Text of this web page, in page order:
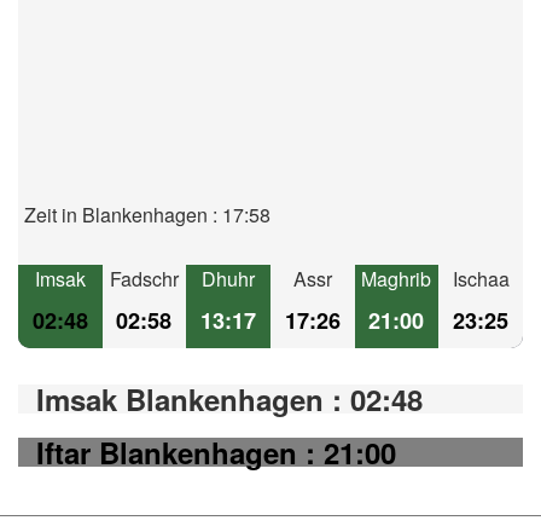
Zeit in Blankenhagen : 17:58
Imsak
02:48
Fadschr
02:58
Dhuhr
13:17
Assr
17:26
Maghrib
21:00
Ischaa
23:25
Imsak Blankenhagen : 02:48
Iftar Blankenhagen : 21:00